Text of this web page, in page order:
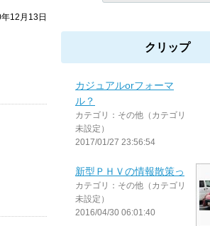
クリップ
カジュアルorフォーマ
ル？
カテゴリ：その他（カテゴリ
未設定）
2017/01/27 23:56:54
新型ＰＨＶの情報散策っ
カテゴリ：その他（カテゴリ
未設定）
2016/04/30 06:01:40
12月13日